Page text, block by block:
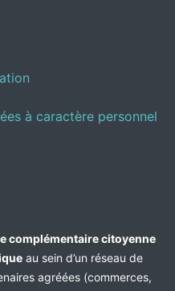
à caractère personnel
complémentaire citoyenne
au sein d’un réseau de
agréées (commerces,